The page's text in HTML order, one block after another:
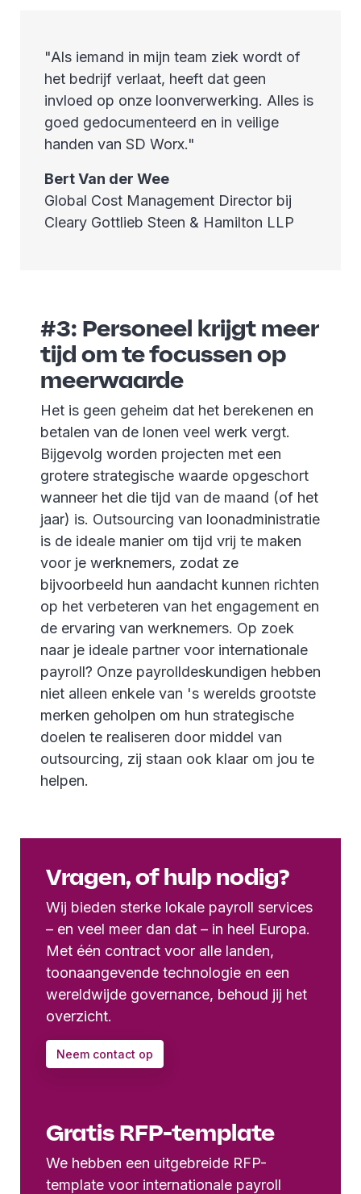
"Als iemand in mijn team ziek wordt of
het bedrijf verlaat, heeft dat geen
invloed op onze loonverwerking. Alles is
goed gedocumenteerd en in veilige
handen van SD Worx."
Bert Van der Wee
Global Cost Management Director bij
Cleary Gottlieb Steen & Hamilton LLP
#3: Personeel krijgt meer
tijd om te focussen op
meerwaarde
Het is geen geheim dat het berekenen en
betalen van de lonen veel werk vergt.
Bijgevolg worden projecten met een
grotere strategische waarde opgeschort
wanneer het die tijd van de maand (of het
jaar) is. Outsourcing van loonadministratie
is de ideale manier om tijd vrij te maken
voor je werknemers, zodat ze
bijvoorbeeld hun aandacht kunnen richten
op het verbeteren van het engagement en
de ervaring van werknemers. Op zoek
naar je ideale partner voor internationale
payroll? Onze payrolldeskundigen hebben
niet alleen enkele van 's werelds grootste
merken geholpen om hun strategische
doelen te realiseren door middel van
outsourcing, zij staan ook klaar om jou te
helpen.
Vragen, of hulp nodig?
Wij bieden sterke lokale payroll services
– en veel meer dan dat – in heel Europa.
Met één contract voor alle landen,
toonaangevende technologie en een
wereldwijde governance, behoud jij het
overzicht.
Neem contact op
Gratis RFP-template
We hebben een uitgebreide RFP-
template voor internationale payroll